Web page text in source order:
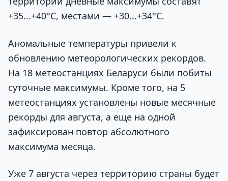
+35...+40°С, местами — +30...+34°С.
Аномальные температуры привели к
обновлению метеорологических рекордов.
На 18 метеостанциях Беларуси были побиты
суточные максимумы. Кроме того, на 5
метеостанциях установлены новые месячные
рекорды для августа, а еще на одной
зафиксирован повтор абсолютного
максимума месяца.
Уже 7 августа через территорию страны будет